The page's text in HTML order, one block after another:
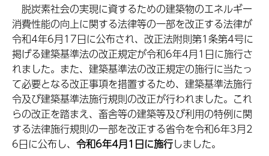
脱炭素社会の実現に資するための建築物のエネルギー
消費性能の向上に関する法律等の一部を改正する法律が
令和4年6月17日に公布され、改正法附則第1条第4号に
掲げる建築基準法の改正規定が令和6年4月1日に施行さ
れました。また、建築基準法の改正規定の施行に当たっ
て必要となる改正事項を措置するため、建築基準法施行
令及び建築基準法施行規則の改正が行われました。これ
らの改正を踏まえ、畜舎等の建築等及び利用の特例に関
する法律施行規則の一部を改正する省令を令和6年3月2
6日に公布し、 令和6年4月1日に施行しました。